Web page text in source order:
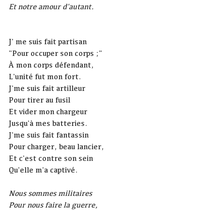
Et notre amour d'autant.
J' me suis fait partisan
"Pour occuper son corps ;"
À mon corps défendant,
L'unité fut mon fort.
J'me suis fait artilleur
Pour tirer au fusil
Et vider mon chargeur
Jusqu'à mes batteries.
J'me suis fait fantassin
Pour charger, beau lancier,
Et c'est contre son sein
Qu'elle m'a captivé.
Nous sommes militaires
Pour nous faire la guerre,